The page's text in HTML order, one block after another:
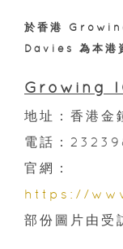
於香港
Davies 為本港
Growing
地址：香港金
電話：
官網：
https://
部份圖片由受